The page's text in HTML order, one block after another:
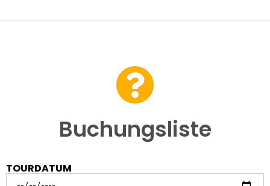
Buchungsliste
TOURDATUM